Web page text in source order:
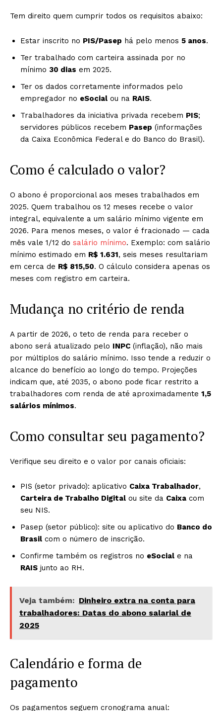
Tem direito quem cumprir todos os requisitos abaixo:
Estar inscrito no PIS/Pasep há pelo menos 5 anos.
Ter trabalhado com carteira assinada por no
mínimo 30 dias em 2025.
Ter os dados corretamente informados pelo
empregador no eSocial ou na RAIS.
Trabalhadores da iniciativa privada recebem PIS;
servidores públicos recebem Pasep (informações
da Caixa Econômica Federal e do Banco do Brasil).
Como é calculado o valor?
O abono é proporcional aos meses trabalhados em
2025. Quem trabalhou os 12 meses recebe o valor
integral, equivalente a um salário mínimo vigente em
2026. Para menos meses, o valor é fracionado — cada
mês vale 1/12 do salário mínimo. Exemplo: com salário
mínimo estimado em R$ 1.631, seis meses resultariam
em cerca de R$ 815,50. O cálculo considera apenas os
meses com registro em carteira.
Mudança no critério de renda
A partir de 2026, o teto de renda para receber o
abono será atualizado pelo INPC (inflação), não mais
por múltiplos do salário mínimo. Isso tende a reduzir o
alcance do benefício ao longo do tempo. Projeções
indicam que, até 2035, o abono pode ficar restrito a
trabalhadores com renda de até aproximadamente 1,5
salários mínimos.
Como consultar seu pagamento?
Verifique seu direito e o valor por canais oficiais:
PIS (setor privado): aplicativo Caixa Trabalhador,
Carteira de Trabalho Digital ou site da Caixa com
seu NIS.
Pasep (setor público): site ou aplicativo do Banco do
Brasil com o número de inscrição.
Confirme também os registros no eSocial e na
RAIS junto ao RH.
Veja também: Dinheiro extra na conta para
trabalhadores: Datas do abono salarial de
2025
Calendário e forma de
pagamento
Os pagamentos seguem cronograma anual: